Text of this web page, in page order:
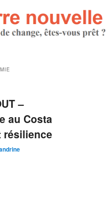
–
au Costa
résilience